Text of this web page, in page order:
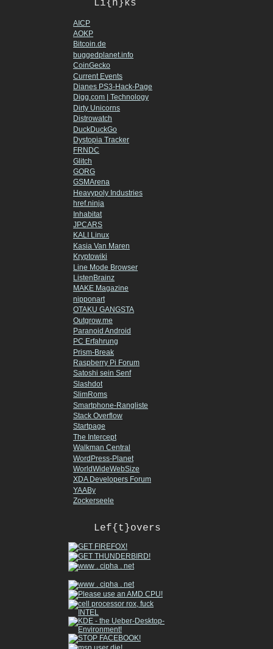
Li{n}ks
AICP
AOKP
Bitcoin.de
buggedplanet.info
CoinGecko
Current Events
Dianes PS3-Hack-Page
Digg.com | Technology
Dirty Unicorns
Distrowatch
DuckDuckGo
Dystopia Tracker
FRNDC
Glitch
GORG
GSMArena
Heavypoly Industries
href.ninja
Inhabitat
JPCARS
KALI Linux
Kasia Van Maren
Kryptowiki
Line Mode Browser
ListenBrainz
MAKE Magazine
nipponart
OTAKU GANGSTA
Outgrow.me
Paranoid Android
PC Erfahrung
Prism-Break
Raspberry Pi Forum
Satoshi sein Senf
Slashdot
SlimRoms
Smartphone-Rangliste
Stack Overflow
Startpage
The Intercept
Walkman Central
WordPress-Planet
WorldWideWebSize
XDA Developers Forum
YAABy
Zockerseele
Lef{t}overs